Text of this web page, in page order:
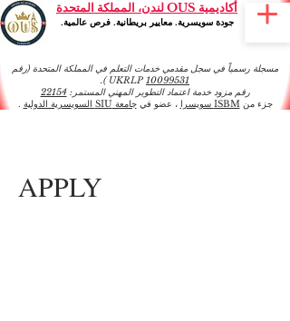
أكاديمية OUS لندن، المملكة المتحدة
جودة سويسرية. معايير بريطانية. فرص عالمية.
مسجلة رسمياً في سجل مقدمي خدمات التعلم في المملكة المتحدة (رقم
UKRLP 10099531
).
رقم مزود خدمة اعتماد التطوير المهني المستمر:22154
جزء منISBM سويسرا ، عضو فيجامعة SIU السويسرية الدولية .
APPLY